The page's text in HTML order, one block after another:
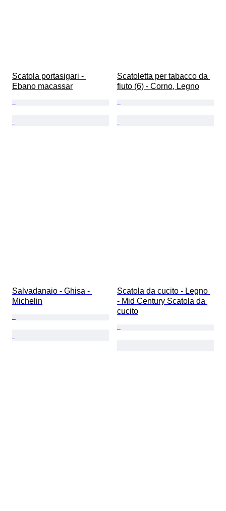
Scatola portasigari -
Ebano macassar
Scatoletta per tabacco da
fiuto (6) - Corno, Legno
Salvadanaio - Ghisa -
Michelin
Scatola da cucito - Legno
- Mid Century Scatola da
cucito